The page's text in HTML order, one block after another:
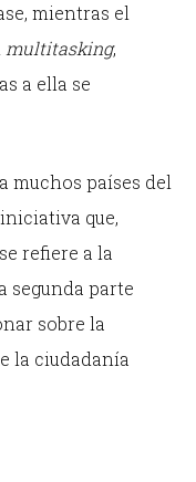
mientras el
multitasking,
a ella se
muchos países del
que,
refiere a la
segunda parte
sobre la
la ciudadanía